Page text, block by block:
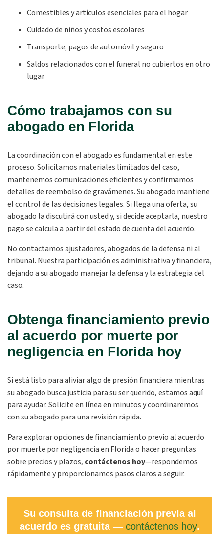
Comestibles y artículos esenciales para el hogar
Cuidado de niños y costos escolares
Transporte, pagos de automóvil y seguro
Saldos relacionados con el funeral no cubiertos en otro
lugar
Cómo trabajamos con su
abogado en Florida
La coordinación con el abogado es fundamental en este
proceso. Solicitamos materiales limitados del caso,
mantenemos comunicaciones eficientes y confirmamos
detalles de reembolso de gravámenes. Su abogado mantiene
el control de las decisiones legales. Si llega una oferta, su
abogado la discutirá con usted y, si decide aceptarla, nuestro
pago se calcula a partir del estado de cuenta del acuerdo.
No contactamos ajustadores, abogados de la defensa ni al
tribunal. Nuestra participación es administrativa y financiera,
dejando a su abogado manejar la defensa y la estrategia del
caso.
Obtenga financiamiento previo
al acuerdo por muerte por
negligencia en Florida hoy
Si está listo para aliviar algo de presión financiera mientras
su abogado busca justicia para su ser querido, estamos aquí
para ayudar. Solicite en línea en minutos y coordinaremos
con su abogado para una revisión rápida.
Para explorar opciones de financiamiento previo al acuerdo
por muerte por negligencia en Florida o hacer preguntas
sobre precios y plazos, contáctenos hoy—respondemos
rápidamente y proporcionamos pasos claros a seguir.
Su consulta de financiación previa al
acuerdo es gratuita — contáctenos hoy.